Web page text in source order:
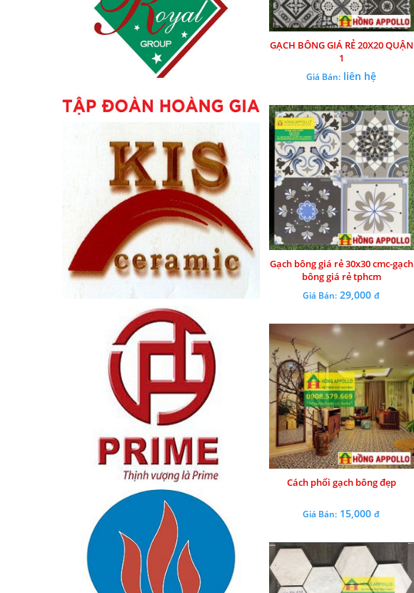
GẠCH BÔNG GIÁ RẺ 20X20 QUẬN
1
Giá Bán: liên hệ
Gạch bông giá rẻ 30x30 cmc-gạch
bông giá rẻ tphcm
Giá Bán: 29,000đ
Cách phối gạch bông đẹp
Giá Bán: 15,000đ